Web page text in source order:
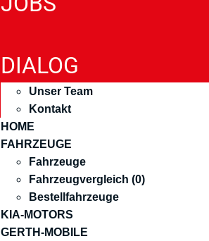
DIALOG
Unser Team
Kontakt
HOME
FAHRZEUGE
Fahrzeuge
Fahrzeugvergleich (0)
Bestellfahrzeuge
KIA-MOTORS
GERTH-MOBILE